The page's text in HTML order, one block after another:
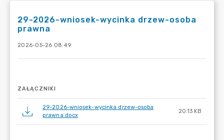
29-2026-wniosek-wycinka drzew-osoba
prawna
2026-05-26 08:49
ZAŁĄCZNIKI
29-2026-wniosek-wycinka drzew-osoba
prawna.docx
20.13 KB